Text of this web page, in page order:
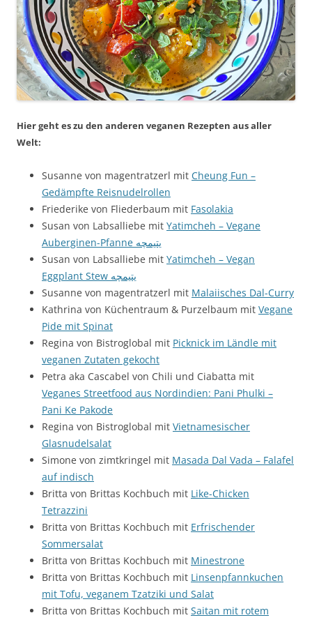
Hier geht es zu den anderen veganen Rezepten aus aller
Welt:
Susanne von magentratzerl mit Cheung Fun –
Gedämpfte Reisnudelrollen
Friederike von Fliederbaum mit Fasolakia
Susan von Labsalliebe mit Yatimcheh – Vegane
Auberginen-Pfanne یتیمچه
Susan von Labsalliebe mit Yatimcheh – Vegan
Eggplant Stew یتیمچه
Susanne von magentratzerl mit Malaiisches Dal-Curry
Kathrina von Küchentraum & Purzelbaum mit Vegane
Pide mit Spinat
Regina von Bistroglobal mit Picknick im Ländle mit
veganen Zutaten gekocht
Petra aka Cascabel von Chili und Ciabatta mit
Veganes Streetfood aus Nordindien: Pani Phulki –
Pani Ke Pakode
Regina von Bistroglobal mit Vietnamesischer
Glasnudelsalat
Simone von zimtkringel mit Masada Dal Vada – Falafel
auf indisch
Britta von Brittas Kochbuch mit Like-Chicken
Tetrazzini
Britta von Brittas Kochbuch mit Erfrischender
Sommersalat
Britta von Brittas Kochbuch mit Minestrone
Britta von Brittas Kochbuch mit Linsenpfannkuchen
mit Tofu, veganem Tzatziki und Salat
Britta von Brittas Kochbuch mit Saitan mit rotem